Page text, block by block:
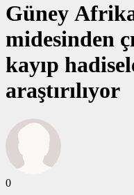
Güney
midesinden
kayıp
araştırılıyor
0